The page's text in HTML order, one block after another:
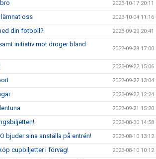
2023-10-17 20:11
oss 2023-10-04 11:16
din fotboll? 2023-09-29 20:41
initiativ mot droger bland
2023-09-28 17:00
2023-09-22 15:06
2023-09-22 13:04
2023-09-22 12:24
2023-09-21 15:20
2023-08-30 14:58
bjuder sina anställa på entrén! 2023-08-10 13:12
cupbiljetter i förväg! 2023-08-10 10:12